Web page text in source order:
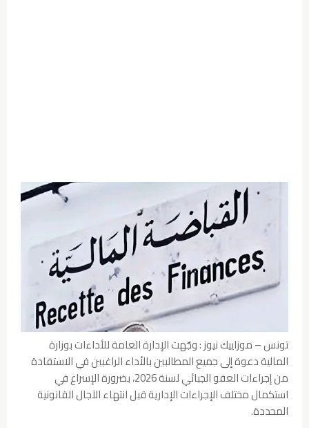
تونس – موزاييك نيوز : وجّهت الإدارة العامة للأداءات بوزارة
المالية دعوة إلى جميع المطالبين بالأداء الراغبين في الاستفادة
من إجراءات العفو الجبائي لسنة 2026، بضرورة الإسراع في
استكمال مختلف الإجراءات الإدارية قبل انتهاء الآجال القانونية
المحددة.